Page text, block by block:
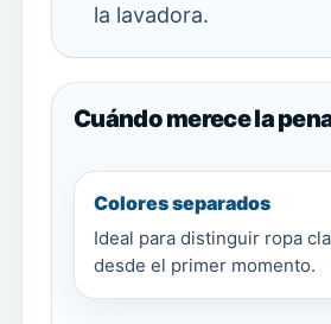
la lavadora.
Cuándo merece la
Colores separados
Ideal para distinguir ropa
desde el primer momento.